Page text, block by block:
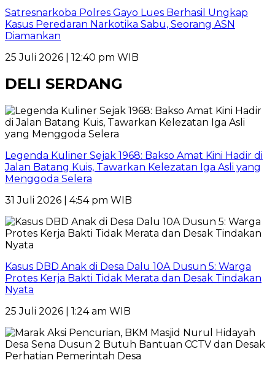
Satresnarkoba Polres Gayo Lues Berhasil Ungkap
Kasus Peredaran Narkotika Sabu, Seorang ASN
Diamankan
25 Juli 2026 | 12:40 pm WIB
DELI SERDANG
Legenda Kuliner Sejak 1968: Bakso Amat Kini Hadir di
Jalan Batang Kuis, Tawarkan Kelezatan Iga Asli yang
Menggoda Selera
31 Juli 2026 | 4:54 pm WIB
Kasus DBD Anak di Desa Dalu 10A Dusun 5: Warga
Protes Kerja Bakti Tidak Merata dan Desak Tindakan
Nyata
25 Juli 2026 | 1:24 am WIB